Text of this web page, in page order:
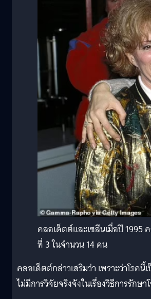
คลอเด็ตต์และเซลีนเมื่อปี 1995
ที่ 3 ในจำนวน 14 คน
คลอเด็ตต์กล่าวเสริมว่า เพราะว่าโรค
ไม่มีการวิจัยจริงจังในเรื่องวิธีการรักษา